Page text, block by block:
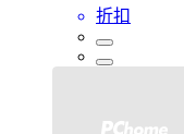
折扣